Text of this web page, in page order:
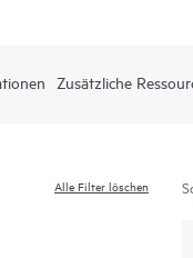
Zusätzliche
Alle Filter löschen